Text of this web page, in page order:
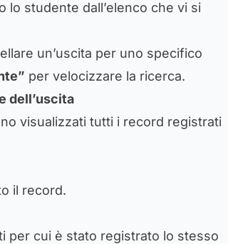
lo studente dall’elenco che vi si
un’uscita per uno specifico
per velocizzare la ricerca.
dell’uscita
visualizzati tutti i record registrati
il record.
per cui è stato registrato lo stesso